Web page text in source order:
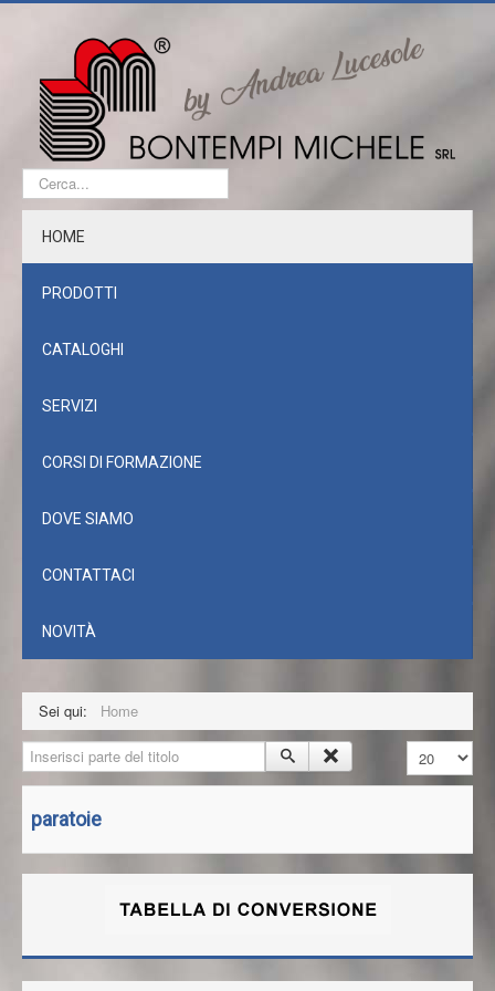
Cerca...
HOME
PRODOTTI
CATALOGHI
SERVIZI
CORSI DI FORMAZIONE
DOVE SIAMO
CONTATTACI
NOVITÀ
Sei qui:
Home
Inserisci parte del titolo
Visualizza n.
paratoie